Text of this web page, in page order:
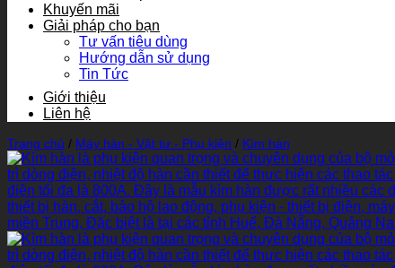
Khuyến mãi
Giải pháp cho bạn
Tư vấn tiêu dùng
Hướng dẫn sử dụng
Tin Tức
Giới thiệu
Liên hệ
Trang chủ / Máy hàn - Vật tư - Phụ kiện / Kìm hàn